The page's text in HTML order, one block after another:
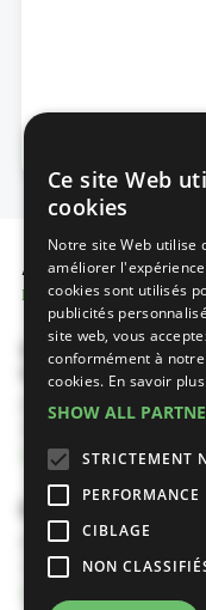
Actions &
Plus de actions et de primes
Vermindering van de
energiezuinig nieuw
Enkel voor nieuwbouw,
Savoir plus
Bouwen en verbouwen
Enkel voor nieuwbouw,
verbouwen contrueren en
Ce site Web
cookies
Notre site Web utilise
améliorer
cookies sont utilisés
publicités
site web, vous
conformément à
cookies. En savoir plus
SHOW ALL
STRICTEMENT
PERFORMANCE
CIBLAGE
NON